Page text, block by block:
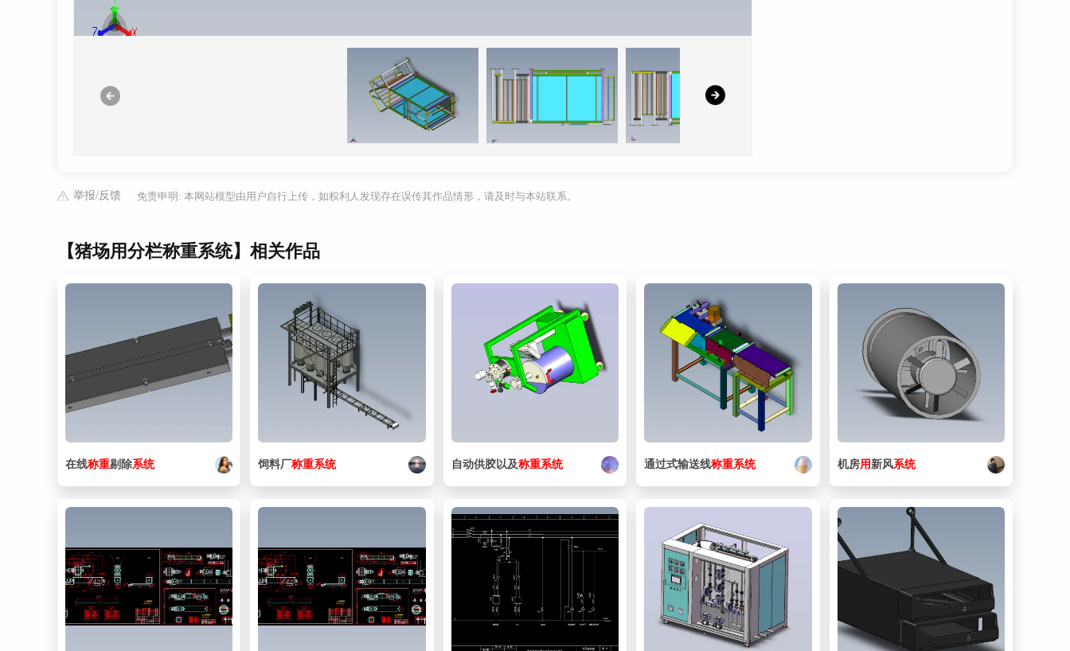
举报/反馈 免责申明: 本网站模型由用户自行上传，如权利人发现存在误传其作品情形，请及时与本站联系。
【猪场用分栏称重系统】相关作品
在线称重剔除系统 饲料厂称重系统 自动供胶以及称重系统 通过式输送线称重系统 机房用 新风系统